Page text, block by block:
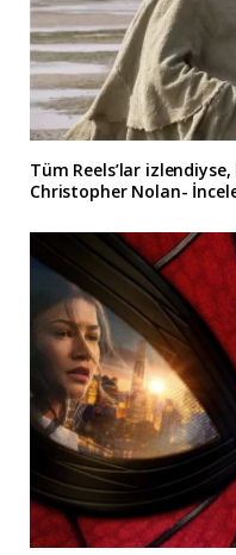
Tüm Reels’lar
Christopher Nolan-